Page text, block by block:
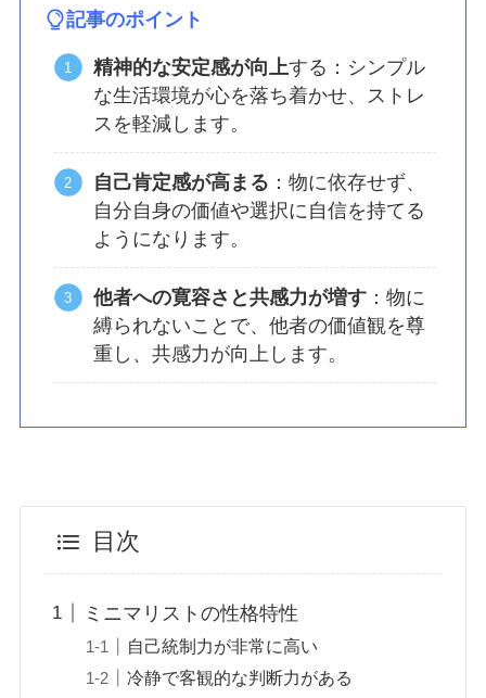
記事のポイント
精神的な安定感が向上する：シンプル
な生活環境が心を落ち着かせ、ストレ
スを軽減します。
自己肯定感が高まる ：物に依存せず、
自分自身の価値や選択に自信を持てる
ようになります。
他者への寛容さと共感力が増す ：物に
縛られないことで、他者の価値観を尊
重し、共感力が向上します。
目次
ミニマリストの性格特性
自己統制力が非常に高い
冷静で客観的な判断力がある